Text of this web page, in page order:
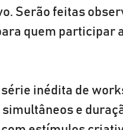
Serão feitas
quem participar
série inédita de
e